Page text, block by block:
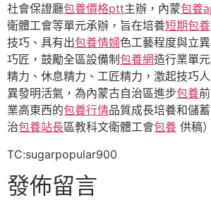
社會保證廳包養價格ptt主辦，內蒙包養
衛體工會等單元承辦，旨在培養短期包養
技巧、具有出包養情婦色工藝程度與立
巧匠，鼓勵全區設備制 包養網造行業單
精力、休息精力、工匠精力，激起技巧
異發明活氣，為內蒙古自治區進步包養
業高東西的包養行情品質成長培養和儲
治包養站長區教科文衛體工會包養 供稿）
TC:sugarpopular900
發佈留言